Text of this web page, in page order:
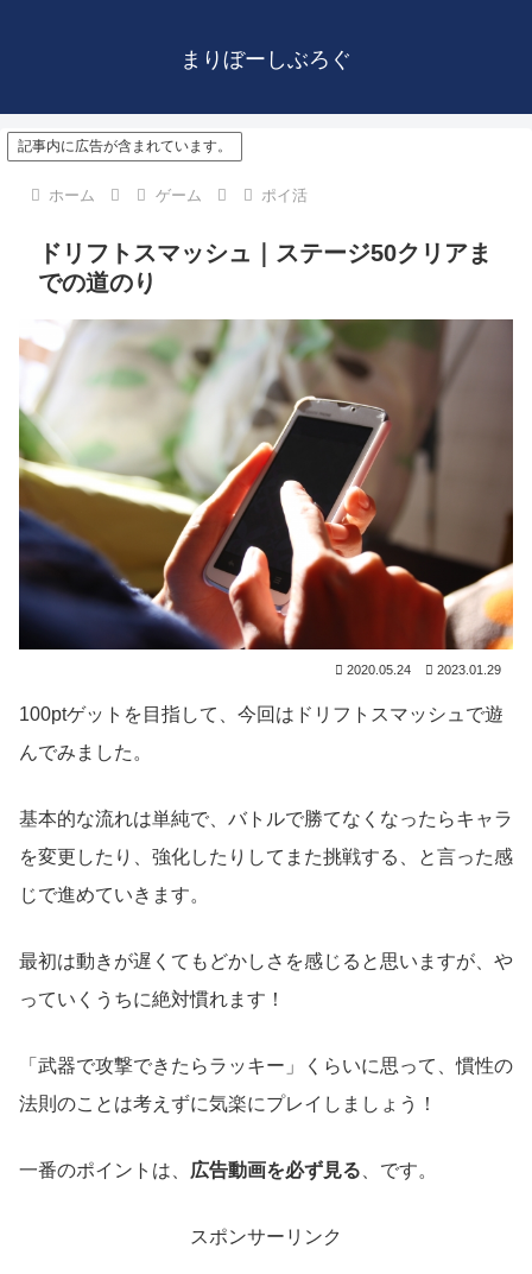
まりぼーしぶろぐ
記事内に広告が含まれています。
ホーム ゲーム ポイ活
ドリフトスマッシュ｜ステージ50クリアま
での道のり
2020.05.24 2023.01.29
100ptゲットを目指して、今回はドリフトスマッシュで遊
んでみました。
基本的な流れは単純で、バトルで勝てなくなったらキャラ
を変更したり、強化したりしてまた挑戦する、と言った感
じで進めていきます。
最初は動きが遅くてもどかしさを感じると思いますが、や
っていくうちに絶対慣れます！
「武器で攻撃できたらラッキー」くらいに思って、慣性の
法則のことは考えずに気楽にプレイしましょう！
一番のポイントは、 広告動画を必ず見る 、です。
スポンサーリンク